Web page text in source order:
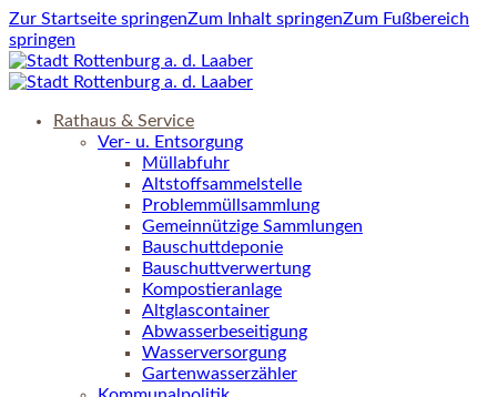
Zur Startseite springenZum Inhalt springenZum Fußbereich
springen
Rathaus & Service
Ver- u. Entsorgung
Müllabfuhr
Altstoffsammelstelle
Problemmüllsammlung
Gemeinnützige Sammlungen
Bauschuttdeponie
Bauschuttverwertung
Kompostieranlage
Altglascontainer
Abwasserbeseitigung
Wasserversorgung
Gartenwasserzähler